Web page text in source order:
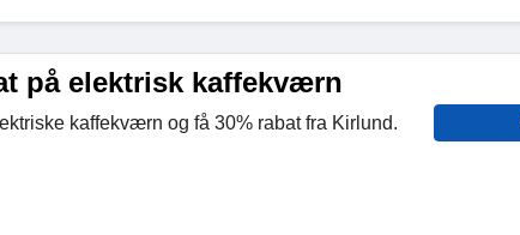
på elektrisk kaffekværn
kaffekværn og få 30% rabat fra Kirlund.